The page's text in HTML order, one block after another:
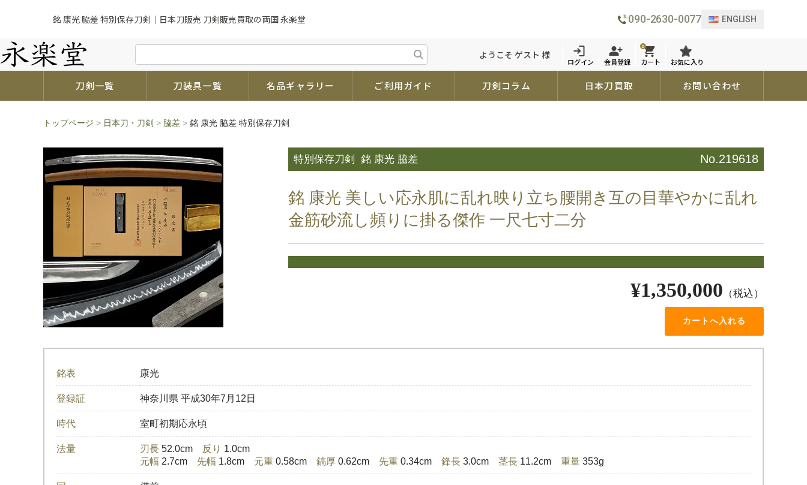
銘 康光 脇差 特別保存刀剣｜日本刀販売 刀剣販売買取の両国 永楽堂 090-2630-0077 ENGLISH
ようこそ ゲスト 様
ログイン 会員登録
0
カート お気に入り
刀剣一覧 刀装具一覧 名品ギャラリー ご利用ガイド 刀剣コラム 日本刀買取 お問い合わせ
トップページ > 日本刀・刀剣 > 脇差 > 銘 康光 脇差 特別保存刀剣
特別保存刀剣 銘 康光 脇差 No.219618
銘 康光 美しい応永肌に乱れ映り立ち腰開き互の目華やかに乱れ
金筋砂流し頻りに掛る傑作 一尺七寸二分
¥1,350,000 （税込）
銘表 康光
登録証 神奈川県 平成30年7月12日
時代 室町初期応永頃
法量 刃長52.0cm 反り 1.0cm
元幅 2.7cm 先幅 1.8cm 元重0.58cm 鎬厚0.62cm 先重0.34cm 鋒長3.0cm 茎長11.2cm 重量353g